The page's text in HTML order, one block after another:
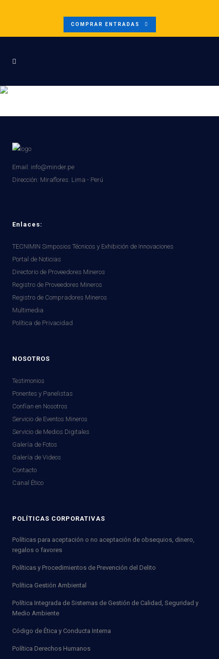
COMPRAR ENTRADAS
Email: info@minder.pe
Dirección: Miraflores. Lima - Perú
Enlaces:
TECNIMIN Simposios Técnicos y Exhibición de Innovaciones
Portal de Noticias
Directorio de Proveedores Mineros
Registro de Proveedores Mineros
Registro de Compradores Mineros
Multimedia
Política de Privacidad
NOSOTROS
Testimonios
Ponentes y Panelistas
Confían en Nosotros
Servicio de Eventos Mineros
Servicio de Medios Digitales
Galería de Fotos
Galería de Videos
Contacto
Canal Ético
POLÍTICAS CORPORATIVAS
Políticas para aceptación o no aceptación de obsequios, dinero,
regalos o favores
Políticas y Procedimientos de Prevención del Delito
Política Gestión Ambiental
Política Integrada de Sistemas de Gestión de Calidad, Seguridad y
Medio Ambiente
Código de Ética y Conducta Interna
Política Derechos Humanos